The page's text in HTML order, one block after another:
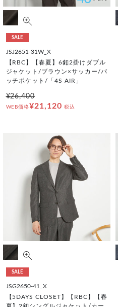
SALE
JSJ2651-31W_X
【RBC】【春夏】6釦2掛けダブル
ジャケット/ブラウン×サッカー/パ
ッチポケット/「4S AIR」
¥26,400
WEB価格¥21,120 税込
SALE
JSG2650-41_X
【5DAYS CLOSET】【RBC】【春